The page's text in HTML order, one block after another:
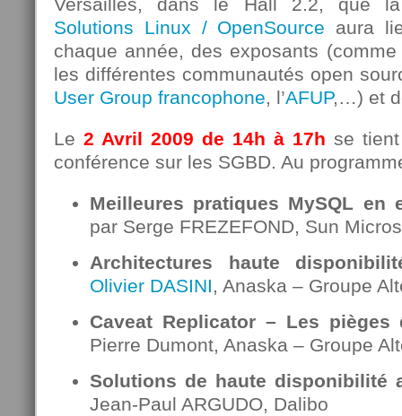
Solutions Linux / OpenSource aura
chaque année, des exposants (comme
les différentes communautés open
User Group francophone, l’AFUP,…) et
Le 2 Avril 2009 de 14h à 17h se
conférence sur les SGBD. Au
Meilleures pratiques MySQL en
par Serge FREZEFOND, Sun
Architectures haute
Olivier DASINI, Anaska – Groupe
Caveat Replicator – Les
Pierre Dumont, Anaska – Groupe
Solutions de haute disponibilité
Jean-Paul ARGUDO, Dalibo